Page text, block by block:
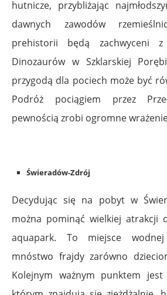
hutnicze, przybliżając
dawnych zawodów
prehistorii będą zachwyceni
Dinozaurów w Szklarskiej
przygodą dla pociech może być
Podróż pociągiem przez
pewnością zrobi ogromne
Świeradów-Zdrój
Decydując się na pobyt w
można pominąć wielkiej atrakcji
aquapark. To miejsce
mnóstwo frajdy zarówno
Kolejnym ważnym punktem